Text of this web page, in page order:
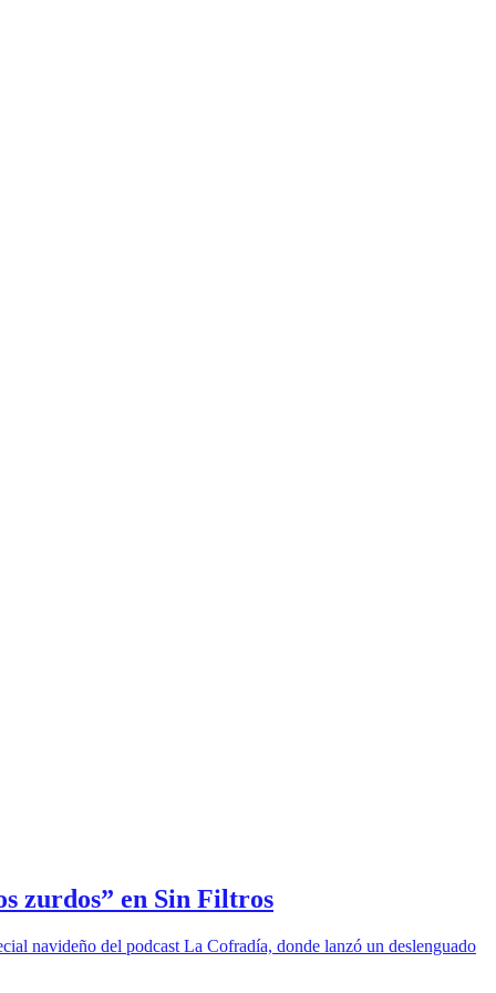
zurdos” en Sin Filtros
navideño del podcast La Cofradía, donde lanzó un deslenguado